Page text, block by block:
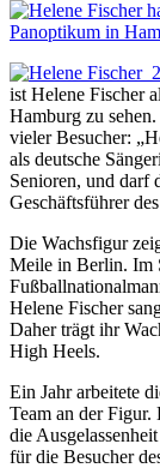
ist Helene Fischer
Hamburg zu
vieler Besucher:
als deutsche
Senioren, und darf
Geschäftsführer
Die Wachsfigur
Meile in Berlin. Im
Helene Fischer
Daher trägt ihr
High Heels.
Ein Jahr arbeitete
Team an der
die
für die Besucher